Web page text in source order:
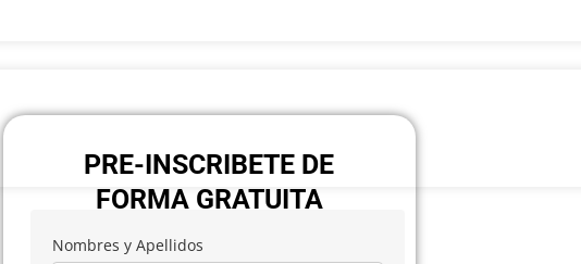
PRE-INSCRIBETE DE
FORMA GRATUITA
Nombres y Apellidos